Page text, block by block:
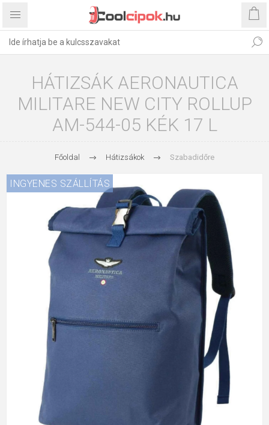
HÁTIZSÁK AERONAUTICA
MILITARE NEW CITY ROLLUP
AM-544-05 KÉK 17 L
Főoldal Hátizsákok Szabadidőre
INGYENES SZÁLLÍTÁS